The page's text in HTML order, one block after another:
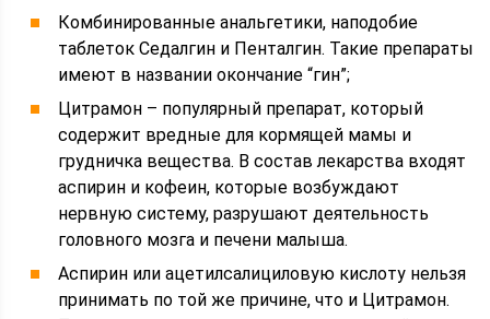
Комбинированные анальгетики, наподобие
таблеток Седалгин и Пенталгин. Такие препараты
имеют в названии окончание “гин”;
Цитрамон – популярный препарат, который
содержит вредные для кормящей мамы и
грудничка вещества. В состав лекарства входят
аспирин и кофеин, которые возбуждают
нервную систему, разрушают деятельность
головного мозга и печени малыша.
Аспирин или ацетилсалициловую кислоту нельзя
принимать по той же причине, что и Цитрамон.